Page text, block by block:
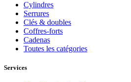
Cylindres
Serrures
Clés & doubles
Coffres-forts
Cadenas
Toutes les catégories
Services